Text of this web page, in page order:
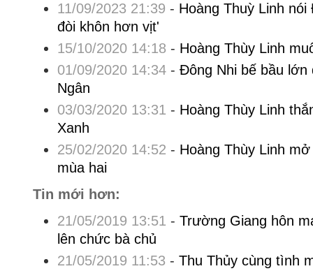
11/09/2023 21:39 - Hoàng Thuỳ Linh
đòi khôn hơn vịt'
15/10/2020 14:18 - Hoàng Thùy Linh
01/09/2020 14:34- Đông Nhi bế bầu lớn
Ngân
03/03/2020 13:31 - Hoàng Thùy Linh
Xanh
25/02/2020 14:52 - Hoàng Thùy Linh
mùa hai
Tin mới hơn:
21/05/2019 13:51 - Trường Giang hôn
lên chức bà chủ
21/05/2019 11:53 - Thu Thủy cùng tình